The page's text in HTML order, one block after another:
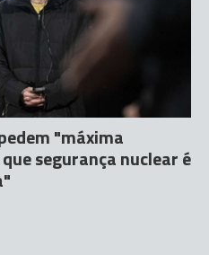
"máxima
segurança nuclear é